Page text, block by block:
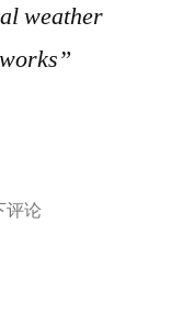
weather
评论